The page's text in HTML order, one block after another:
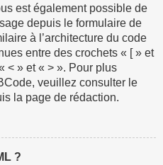
est également possible de
depuis le formulaire de
à l’architecture du code
entre des crochets « [ » et
< » et « > ». Pour plus
veuillez consulter le
la page de rédaction.
?